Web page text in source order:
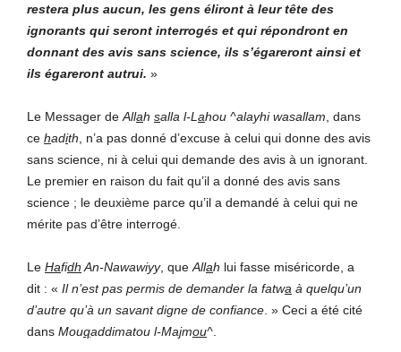
restera plus aucun, les gens éliront à leur tête des
ignorants qui seront interrogés et qui répondront en
donnant des avis sans science, ils s’égareront ainsi et
ils égareront autrui. »
Le Messager de Allah salla l-L ahou ^alayhi wasallam , dans
ce hadith , n’a pas donné d’excuse à celui qui donne des avis
sans science, ni à celui qui demande des avis à un ignorant.
Le premier en raison du fait qu’il a donné des avis sans
science ; le deuxième parce qu’il a demandé à celui qui ne
mérite pas d’être interrogé.
Le Hafidh An-Nawawiyy, que Allah lui fasse miséricorde, a
dit : « Il n’est pas permis de demander la fatwa à quelqu’un
d’autre qu’à un savant digne de confiance . » Ceci a été cité
dans Mouqaddimatou l-Majmou^